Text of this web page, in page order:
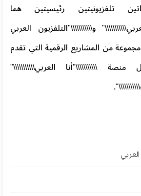
تلفزيونيتين رئيسيتين هما
و\\\\\\\\\\\"التلفزيون العربي
من المشاريع الرقمية التي تقدم
\\\\\\\\\\\"أنا العربي\\\\\\\\\\\"